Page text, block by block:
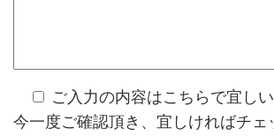
ご入力の内容はこちらで宜し
今一度ご確認頂き、宜しければチェ